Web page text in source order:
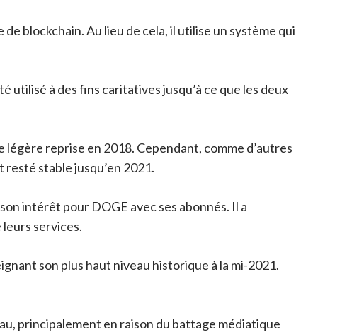
blockchain. Au lieu de cela, il utilise un système qui
à des fins caritatives jusqu’à ce que les deux
reprise en 2018. Cependant, comme d’autres
stable jusqu’en 2021.
intérêt pour DOGE avec ses abonnés. Il a
services.
son plus haut niveau historique à la mi-2021.
principalement en raison du battage médiatique